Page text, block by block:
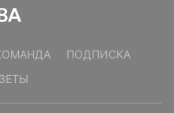
ПОДПИСКА